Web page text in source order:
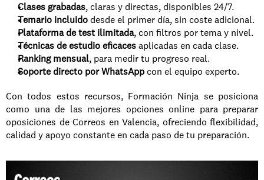
Clases grabadas, claras y directas, disponibles 24/7.
Temario incluido desde el primer día, sin coste adicional.
Plataforma de test ilimitada, con filtros por tema y nivel.
Técnicas de estudio eficaces aplicadas en cada clase.
Ranking mensual, para medir tu progreso real.
Soporte directo por WhatsApp con el equipo experto.
Con todos estos recursos, Formación Ninja se posiciona
como una de las mejores opciones online para preparar
oposiciones de Correos en Valencia, ofreciendo flexibilidad,
calidad y apoyo constante en cada paso de tu preparación.